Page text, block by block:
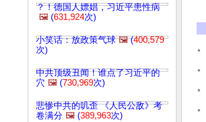
？！德国人嫖娼，习近平患性病
🖼️ (631,924次)
小笑话：放政策气球 🖼️(400,579
次)
中共顶级丑闻！谁点了习近平的
穴 🖼️ (730,969次)
悲惨中共的叽歪 《人民公敌》考
卷满分 🖼️ (389,963次)